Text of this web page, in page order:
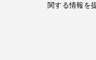
関する情報を